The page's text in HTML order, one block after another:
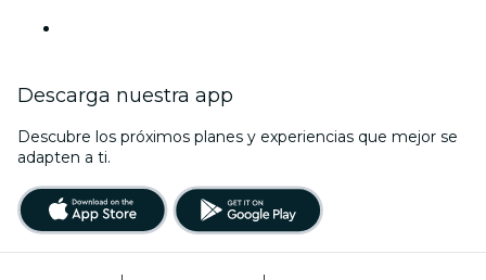
Descarga nuestra app
Descubre los próximos planes y experiencias que mejor se
adapten a ti.